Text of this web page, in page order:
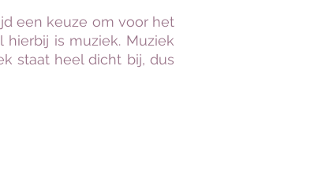
een keuze om voor het
is muziek. Muziek
staat heel dicht bij, dus